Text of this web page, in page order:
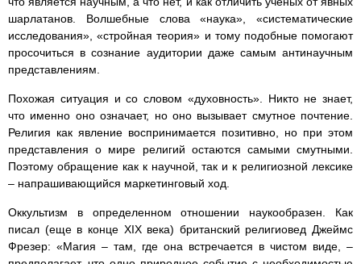
шарлатанов. Волшебные слова «наука», «систематические
исследования», «стройная теория» и тому подобные помогают
просочиться в сознание аудитории даже самым антинаучным
представлениям.
Похожая ситуация и со словом «духовность». Никто не знает,
что именно оно означает, но оно вызывает смутное почтение.
Религия как явление воспринимается позитивно, но при этом
представления о мире религий остаются самыми смутными.
Поэтому обращение как к научной, так и к религиозной лексике
– напрашивающийся маркетинговый ход.
Оккультизм в определенном отношении наукообразен. Как
писал (еще в конце XIX века) британский религиовед Джеймс
Фрезер: «Магия – там, где она встречается в чистом виде, –